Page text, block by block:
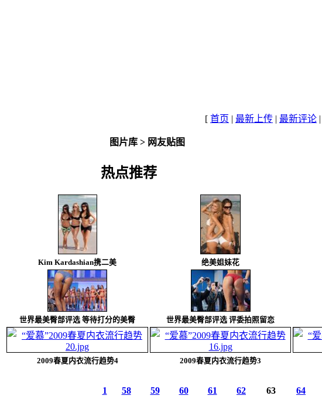
[ 首页 | 最新上传 | 最新评论 |
图片库 > 网友贴图
热点推荐
Kim Kardashian携二美 绝美姐妹花
世界最美臀部评选 等待打分的美臀 世界最美臀部评选 评委拍照留恋
2009春夏内衣流行趋势4 2009春夏内衣流行趋势3
1 58 59 60 61 62 63 64